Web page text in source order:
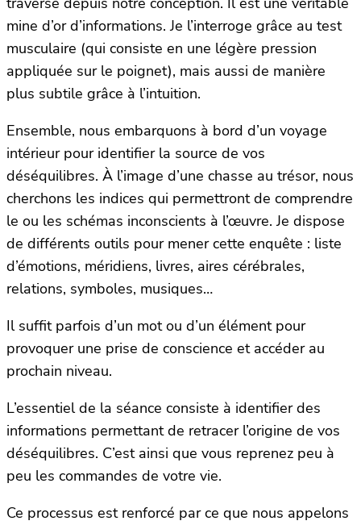
mine d’or d’informations. Je l’interroge grâce au test
musculaire (qui consiste en une légère pression
appliquée sur le poignet), mais aussi de manière
plus subtile grâce à l’intuition.
Ensemble, nous embarquons à bord d’un voyage
intérieur pour identifier la source de vos
déséquilibres. À l’image d’une chasse au trésor, nous
cherchons les indices qui permettront de comprendre
le ou les schémas inconscients à l’œuvre. Je dispose
de différents outils pour mener cette enquête : liste
d’émotions, méridiens, livres, aires cérébrales,
relations, symboles, musiques…
Il suffit parfois d’un mot ou d’un élément pour
provoquer une prise de conscience et accéder au
prochain niveau.
L’essentiel de la séance consiste à identifier des
informations permettant de retracer l’origine de vos
déséquilibres. C’est ainsi que vous reprenez peu à
peu les commandes de votre vie.
Ce processus est renforcé par ce que nous appelons